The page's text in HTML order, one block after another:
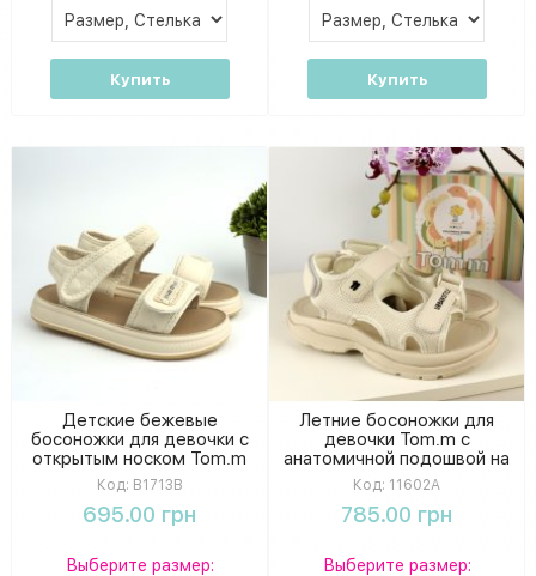
Купить Купить
Детские бежевые
босоножки для девочки с
открытым носком Tom.m
Код: B1713B
695.00 грн
Выберите размер:
Летние босоножки для
девочки Tom.m с
анатомичной подошвой на
липучках
Код: 11602A
785.00 грн
Выберите размер: